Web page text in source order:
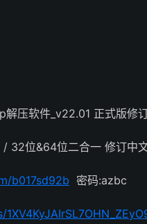
压软件_v22.01 正式版修
位&64位二合一 修订中
b017sd92b 密码:azbc